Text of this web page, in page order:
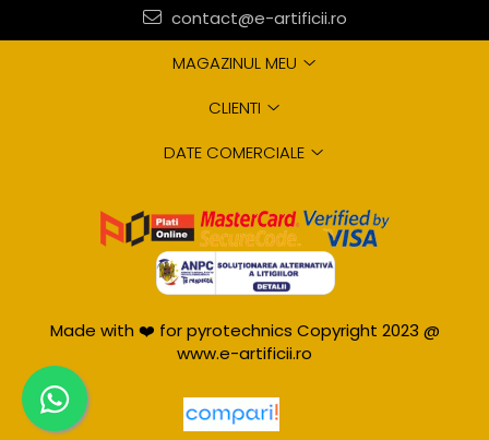
contact@e-artificii.ro
MAGAZINUL MEU
CLIENTI
DATE COMERCIALE
Made with ❤️ for pyrotechnics Copyright 2023 @
www.e-artificii.ro